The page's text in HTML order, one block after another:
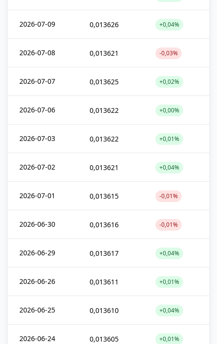
2026-07-09 0,013626 +0,04%
2026-07-08 0,013621 -0,03%
2026-07-07 0,013625 +0,02%
2026-07-06 0,013622 +0,00%
2026-07-03 0,013622 +0,01%
2026-07-02 0,013621 +0,04%
2026-07-01 0,013615 -0,01%
2026-06-30 0,013616 -0,01%
2026-06-29 0,013617 +0,04%
2026-06-26 0,013611 +0,01%
2026-06-25 0,013610 +0,04%
2026-06-24 0,013605 +0,01%